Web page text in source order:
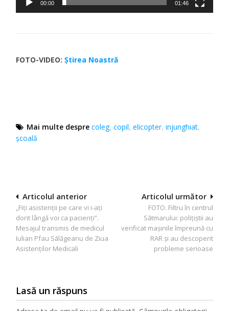
00:00 01:46
FOTO-VIDEO:Știrea Noastră
Mai multe despre coleg,copil,elicopter,injunghiat,
școală
Navigare
în
articole
Articolul următor
FOTO. Filtru în centrul
Sătmarului: polițiștii au
verificat mașinile împreună cu
RAR și au descoperit
probleme serioase
Articolul anterior
„Fiți asistenții pe care vi i-ați
dorit lângă voi ca pacienți”.
Mesajul transmis de medicul
Iulian Pfau Sălăgeanu de Ziua
Asistenților Medicali
Lasă un răspuns